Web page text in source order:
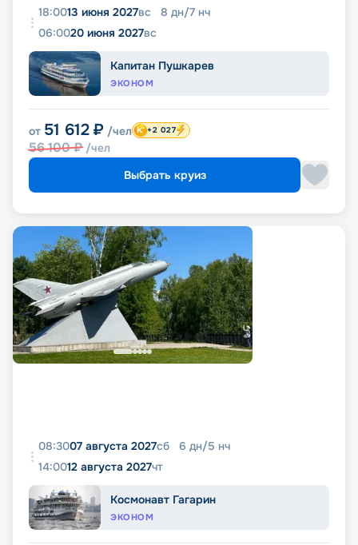
18:0013 июня 2027вс 8 дн/7 нч
06:0020 июня 2027вс
Капитан Пушкарев
ЭКОНОМ
от 51 612 ₽ /чел
56 100₽ /чел
+2 027
Выбрать круиз
08:3007 августа 2027сб 6 дн/5 нч
14:0012 августа 2027чт
Космонавт Гагарин
ЭКОНОМ